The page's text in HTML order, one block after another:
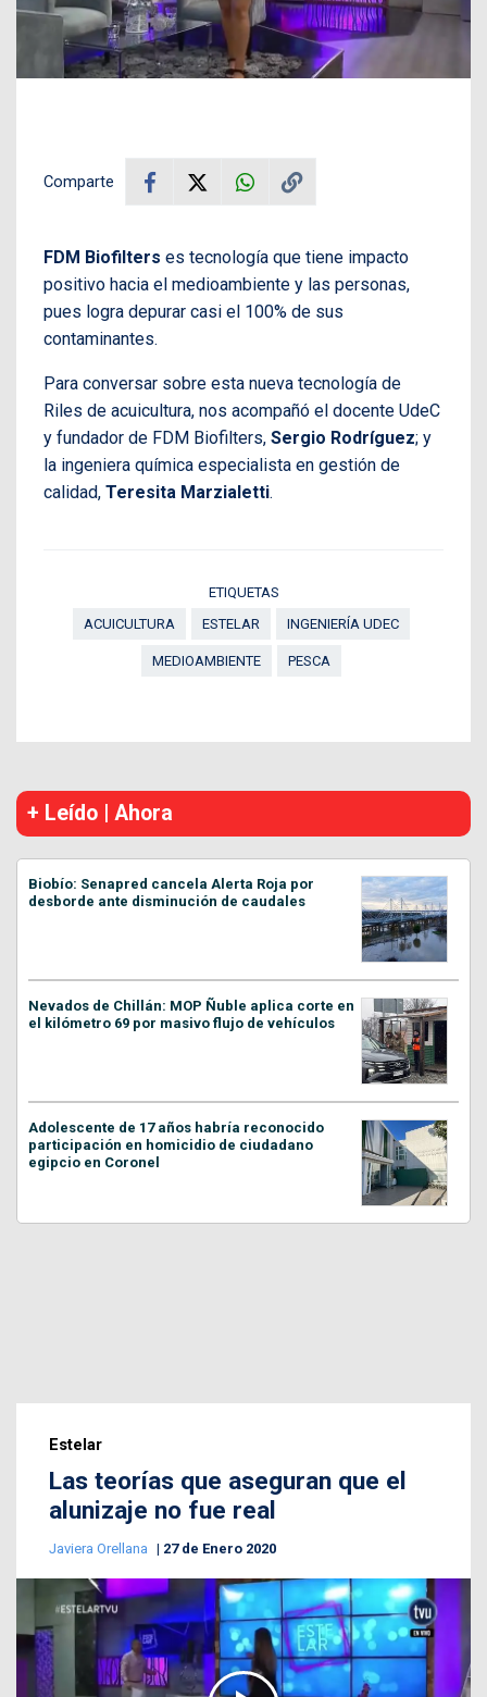
Comparte
FDM Biofilters es tecnología que tiene impacto
positivo hacia el medioambiente y las personas,
pues logra depurar casi el 100% de sus
contaminantes.
Para conversar sobre esta nueva tecnología de
Riles de acuicultura, nos acompañó el docente UdeC
y fundador de FDM Biofilters, Sergio Rodríguez; y
la ingeniera química especialista en gestión de
calidad, Teresita Marzialetti.
ETIQUETAS
ACUICULTURA
ESTELAR INGENIERÍA UDEC
MEDIOAMBIENTE PESCA
+ Leído | Ahora
Biobío: Senapred cancela Alerta Roja por
desborde ante disminución de caudales
Nevados de Chillán: MOP Ñuble aplica corte en
el kilómetro 69 por masivo flujo de vehículos
Adolescente de 17 años habría reconocido
participación en homicidio de ciudadano
egipcio en Coronel
Estelar
Las teorías que aseguran que el
alunizaje no fue real
Javiera Orellana 27 de Enero 2020